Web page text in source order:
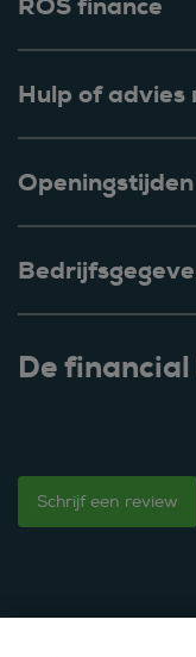
ROS finance
Hulp of advies
Openingstijden
De
Schrijf een review